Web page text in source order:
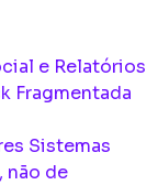
e Relatórios
Fragmentada
Sistemas
não de